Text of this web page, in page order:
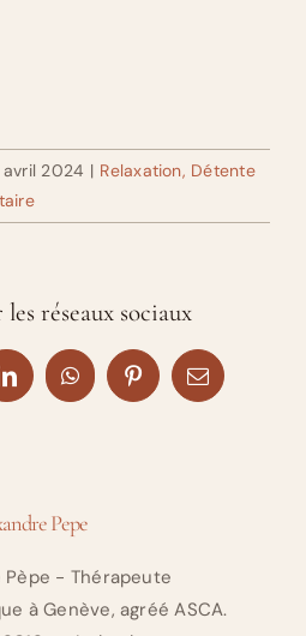
2024 | Relaxation, Détente
les réseaux sociaux
LinkedInWhatsAppPinterestEmail
Pepe
Pèpe - Thérapeute
à Genève, agréé ASCA.